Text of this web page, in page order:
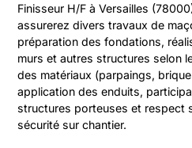
Finisseur H/F à Versailles
assurerez divers travaux de
préparation des fondations,
murs et autres structures selon
des matériaux (parpaings,
application des enduits,
structures porteuses et respect
sécurité sur chantier.